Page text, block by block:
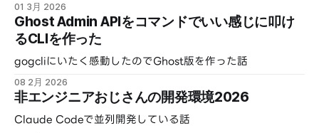
01 3月 2026
Ghost Admin APIをコマンドでいい感じに叩け
るCLIを作った
gogcliにいたく感動したのでGhost版を作った話
08 2月 2026
非エンジニアおじさんの開発環境2026
Claude Codeで並列開発している話